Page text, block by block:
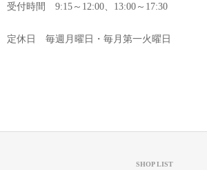
受付時間 9:15～12:00、13:00～17:30
定休日 毎週月曜日・毎月第一火曜日
SHOP LIST